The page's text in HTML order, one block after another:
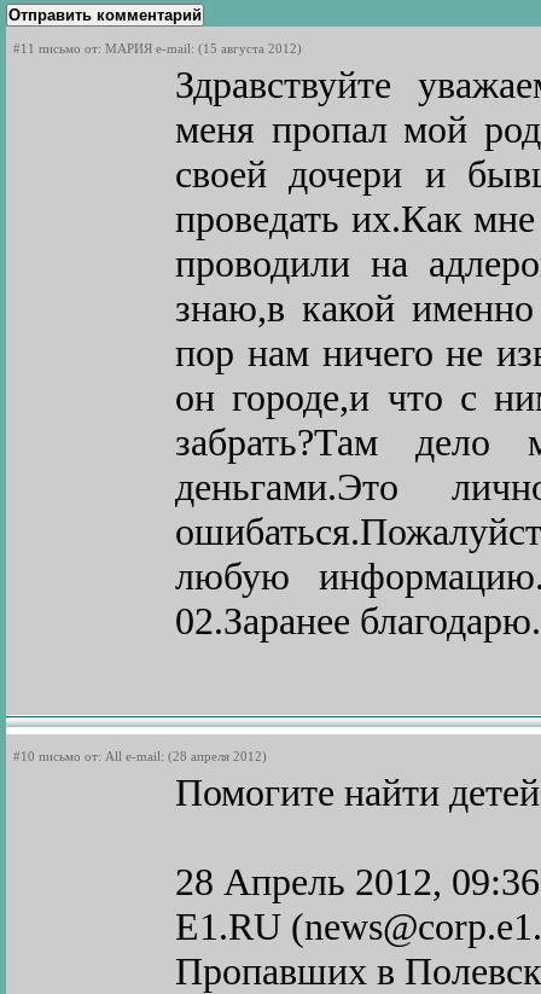
Отправить комментарий
#11 письмо от: МАРИЯ e-mail: (15 августа 2012)
Здравствуйте
меня пропал мой
своей дочери и
проведать их.Как
проводили на
знаю,в какой
пор нам ничего не
он городе,и что с
забрать?Там
деньгами.Это
любую
02.Заранее благодарю.
#10 письмо от: All e-mail: (28 апреля 2012)
Помогите найти детей
28 Апрель 2012, 09:36
E1.RU
Пропавших в